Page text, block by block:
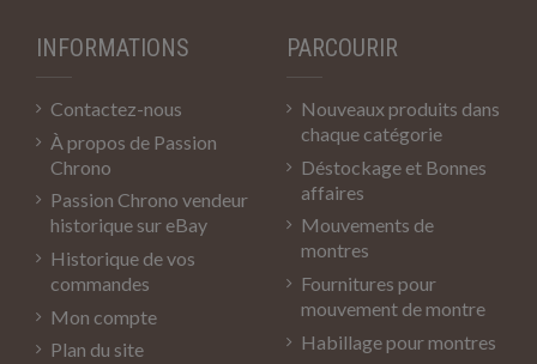
INFORMATIONS
Contactez-nous
À propos de Passion
Chrono
Passion Chrono vendeur
historique sur eBay
Historique de vos
commandes
Mon compte
Plan du site
PARCOURIR
Nouveaux produits dans
chaque catégorie
Déstockage et Bonnes
affaires
Mouvements de
montres
Fournitures pour
mouvement de montre
Habillage pour montres